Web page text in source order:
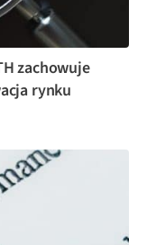
zachowuje
rynku